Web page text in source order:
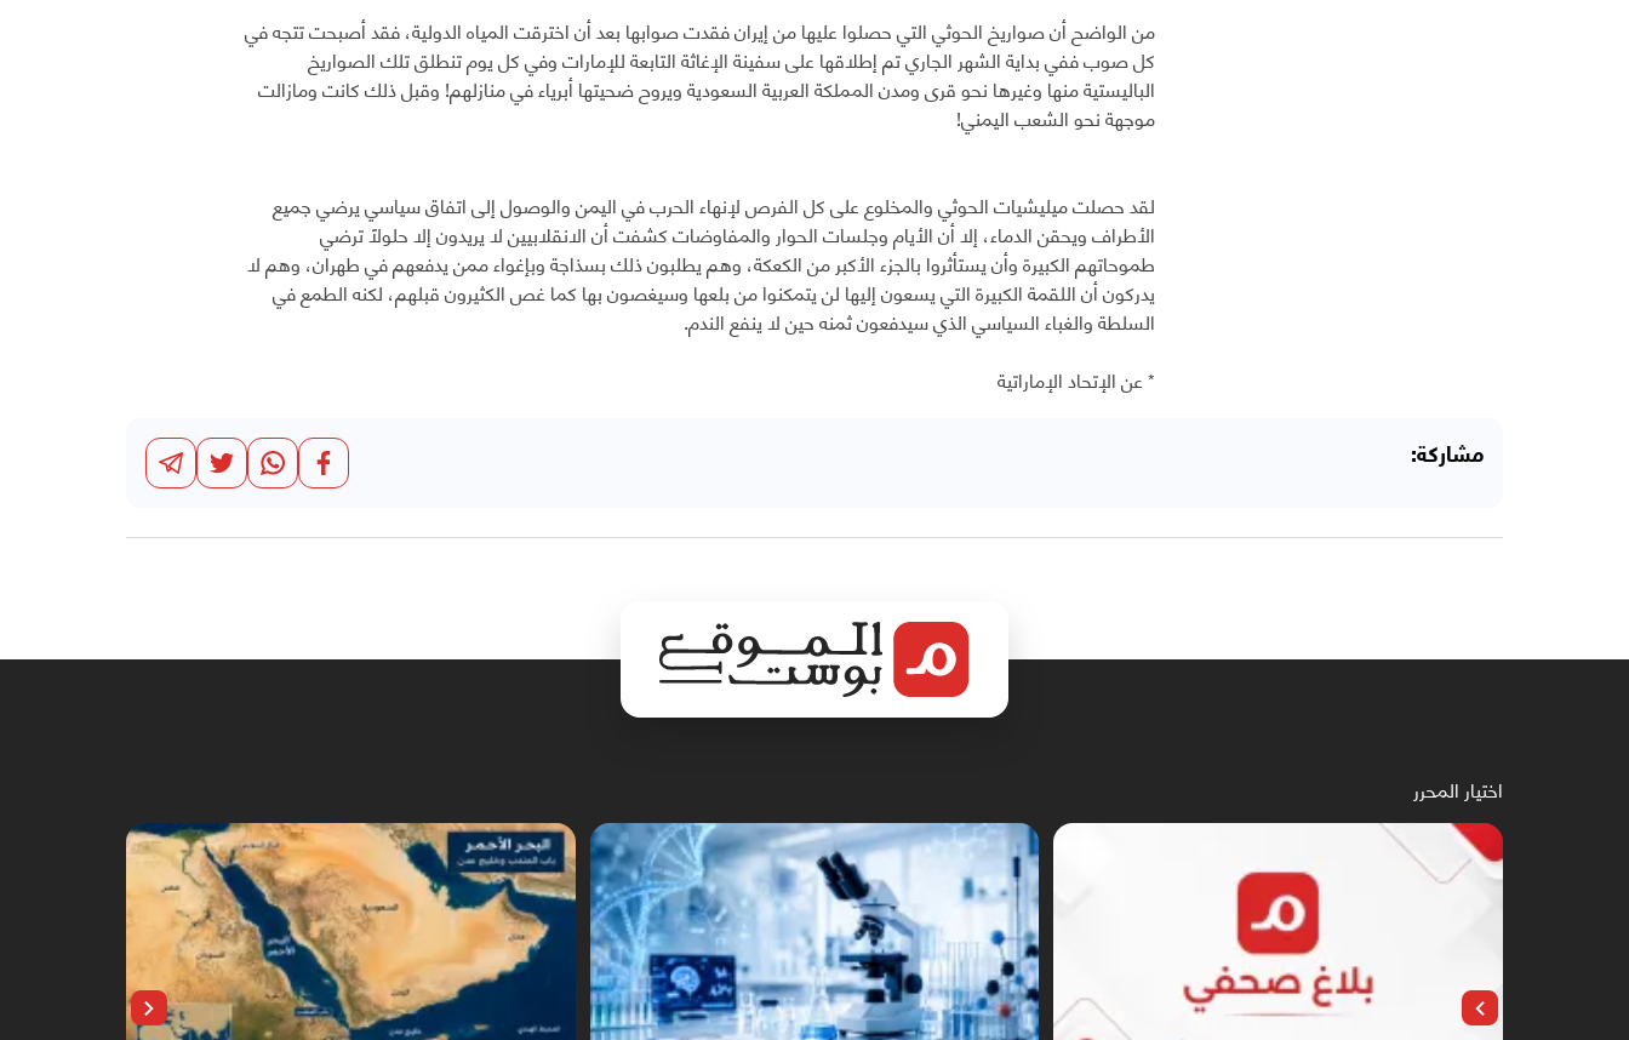
من الواضح أن صواريخ الحوثي التي حصلوا عليها من إيران فقدت صوابها بعد أن اخترقت المياه الدولية، فقد أصبحت تتجه في
كل صوب ففي بداية الشهر الجاري تم إطلاقها على سفينة الإغاثة التابعة للإمارات وفي كل يوم تنطلق تلك الصواريخ
الباليستية منها وغيرها نحو قرى ومدن المملكة العربية السعودية ويروح ضحيتها أبرياء في منازلهم! وقبل ذلك كانت ومازالت
موجهة نحو الشعب اليمني!
لقد حصلت ميليشيات الحوثي والمخلوع على كل الفرص لإنهاء الحرب في اليمن والوصول إلى اتفاق سياسي يرضي جميع
الأطراف ويحقن الدماء، إلا أن الأيام وجلسات الحوار والمفاوضات كشفت أن الانقلابيين لا يريدون إلا حلولًا ترضي
طموحاتهم الكبيرة وأن يستأثروا بالجزء الأكبر من الكعكة، وهم يطلبون ذلك بسذاجة وبإغواء ممن يدفعهم في طهران، وهم لا
يدركون أن اللقمة الكبيرة التي يسعون إليها لن يتمكنوا من بلعها وسيغصون بها كما غص الكثيرون قبلهم، لكنه الطمع في
السلطة والغباء السياسي الذي سيدفعون ثمنه حين لا ينفع الندم.
* عن الإتحاد الإماراتية
مشاركة:
اختيار المحرر